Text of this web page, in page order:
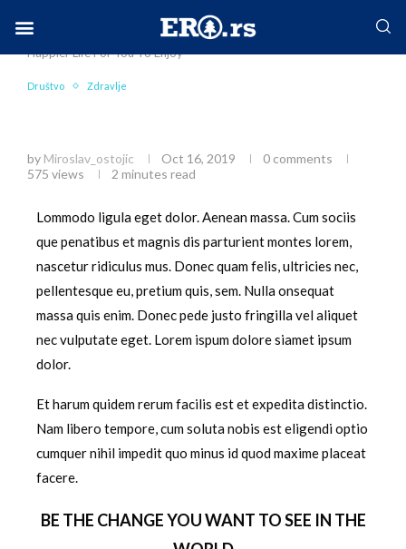
Home
10 Simple Rules for a Healthy Life – a
Happier Life For You To Enjoy
Društvo Zdravlje
by Miroslav_ostojic Oct 16, 2019
0 comments
575 views 2 minutes read
Lommodo ligula eget dolor. Aenean massa. Cum sociis
que penatibus et magnis dis parturient montes lorem,
nascetur ridiculus mus. Donec quam felis, ultricies nec,
pellentesque eu, pretium quis, sem. Nulla onsequat
massa quis enim. Donec pede justo fringilla vel aliquet
nec vulputate eget. Lorem ispum dolore siamet ipsum
dolor.
Et harum quidem rerum facilis est et expedita distinctio.
Nam libero tempore, cum soluta nobis est eligendi optio
cumquer nihil impedit quo minus id quod maxime placeat
facere.
BE THE CHANGE YOU WANT TO SEE IN THE